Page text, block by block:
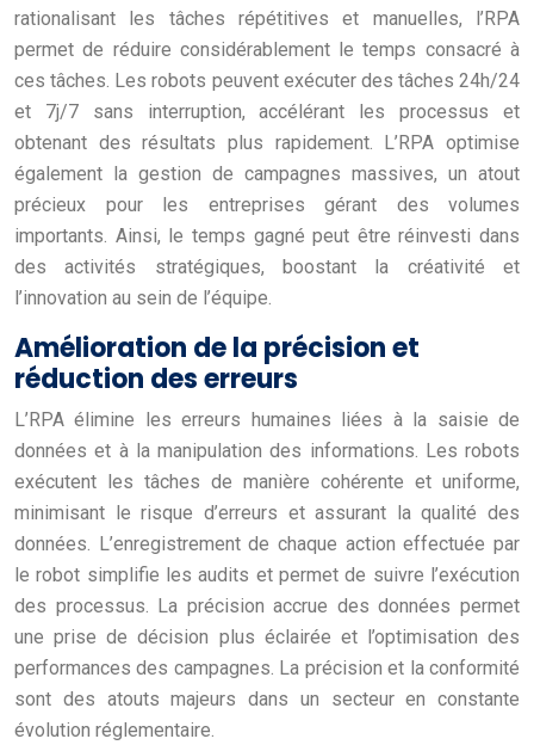
rationalisant les tâches répétitives et manuelles, l’RPA
permet de réduire considérablement le temps consacré à
ces tâches. Les robots peuvent exécuter des tâches 24h/24
et 7j/7 sans interruption, accélérant les processus et
obtenant des résultats plus rapidement. L’RPA optimise
également la gestion de campagnes massives, un atout
précieux pour les entreprises gérant des volumes
importants. Ainsi, le temps gagné peut être réinvesti dans
des activités stratégiques, boostant la créativité et
l’innovation au sein de l’équipe.
Amélioration de la précision et
réduction des erreurs
L’RPA élimine les erreurs humaines liées à la saisie de
données et à la manipulation des informations. Les robots
exécutent les tâches de manière cohérente et uniforme,
minimisant le risque d’erreurs et assurant la qualité des
données. L’enregistrement de chaque action effectuée par
le robot simplifie les audits et permet de suivre l’exécution
des processus. La précision accrue des données permet
une prise de décision plus éclairée et l’optimisation des
performances des campagnes. La précision et la conformité
sont des atouts majeurs dans un secteur en constante
évolution réglementaire.